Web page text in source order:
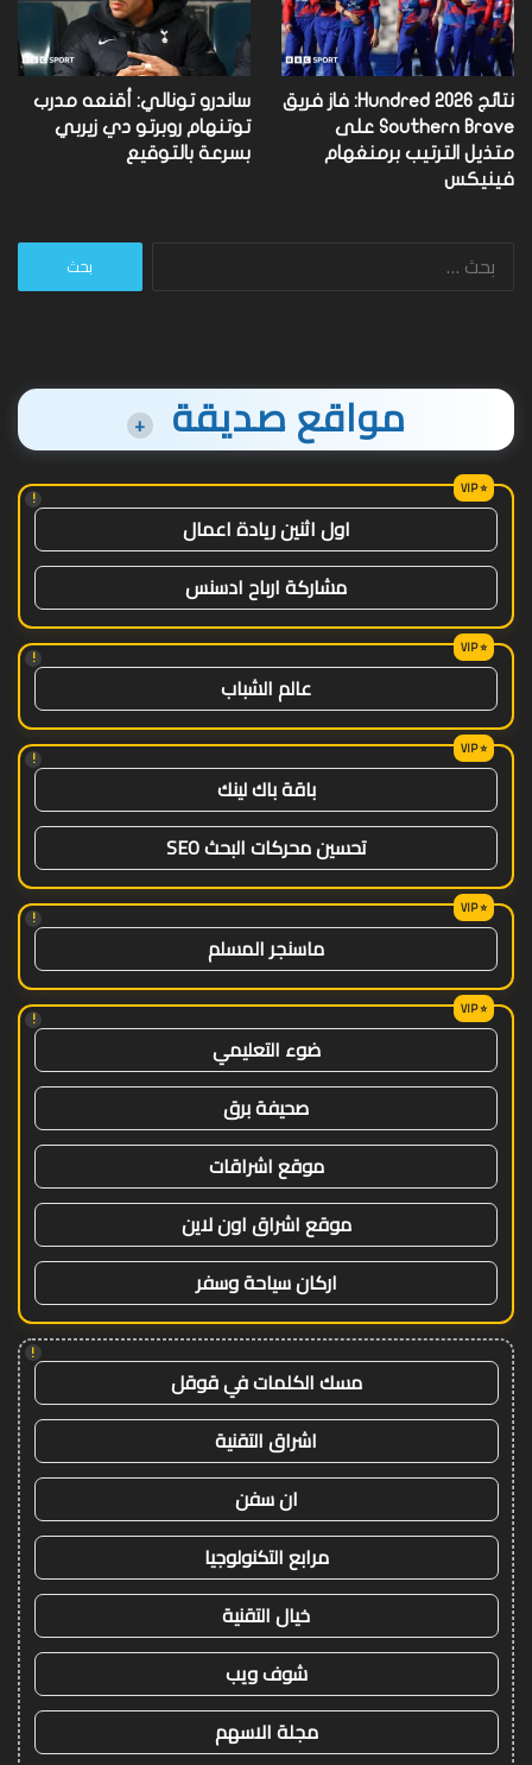
نتائج Hundred 2026: فاز فريق
Southern Brave على
متذيل الترتيب برمنغهام
فينيكس
ساندرو تونالي: أقنعه مدرب
توتنهام روبرتو دي زيربي
بسرعة بالتوقيع
البحث
مواقع صديقة +
!
اول اثنين ريادة اعمال
مشاركة ارباح ادسنس
!
عالم الشباب
!
باقة باك لينك
تحسين محركات البحث SEO
!
ماسنجر المسلم
!
ضوء التعليمي
صحيفة برق
موقع اشراقات
موقع اشراق اون لاين
اركان سياحة وسفر
!
مسك الكلمات في قوقل
اشراق التقنية
ان سفن
مرابع التكنولوجيا
خيال التقنية
شوف ويب
مجلة الاسهم